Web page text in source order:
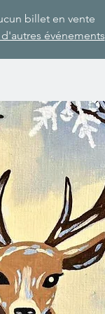
billet en vente
événements